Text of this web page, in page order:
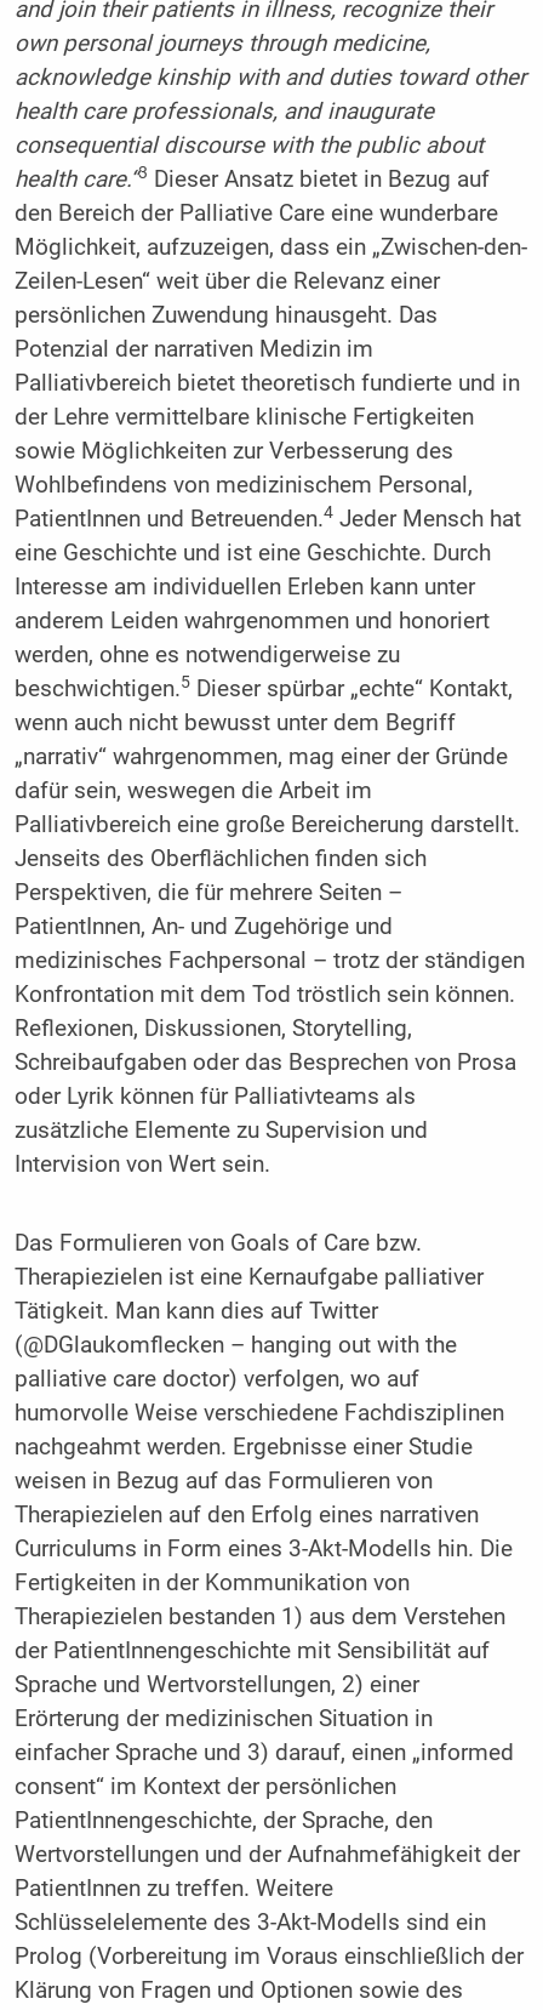
and join their patients in illness, recognize their
own personal journeys through medicine,
acknowledge kinship with and duties toward other
health care professionals, and inaugurate
consequential discourse with the public about
health care.“3 Dieser Ansatz bietet in Bezug auf
den Bereich der Palliative Care eine wunderbare
Möglichkeit, aufzuzeigen, dass ein „Zwischen-den-
Zeilen-Lesen“ weit über die Relevanz einer
persönlichen Zuwendung hinausgeht. Das
Potenzial der narrativen Medizin im
Palliativbereich bietet theoretisch fundierte und in
der Lehre vermittelbare klinische Fertigkeiten
sowie Möglichkeiten zur Verbesserung des
Wohlbefindens von medizinischem Personal,
PatientInnen und Betreuenden.4Jeder Mensch hat
eine Geschichte und ist eine Geschichte. Durch
Interesse am individuellen Erleben kann unter
anderem Leiden wahrgenommen und honoriert
werden, ohne es notwendigerweise zu
beschwichtigen.5Dieser spürbar „echte“ Kontakt,
wenn auch nicht bewusst unter dem Begriff
„narrativ“ wahrgenommen, mag einer der Gründe
dafür sein, weswegen die Arbeit im
Palliativbereich eine große Bereicherung darstellt.
Jenseits des Oberflächlichen finden sich
Perspektiven, die für mehrere Seiten –
PatientInnen, An- und Zugehörige und
medizinisches Fachpersonal – trotz der ständigen
Konfrontation mit dem Tod tröstlich sein können.
Reflexionen, Diskussionen, Storytelling,
Schreibaufgaben oder das Besprechen von Prosa
oder Lyrik können für Palliativteams als
zusätzliche Elemente zu Supervision und
Intervision von Wert sein.
Das Formulieren von Goals of Care bzw.
Therapiezielen ist eine Kernaufgabe palliativer
Tätigkeit. Man kann dies auf Twitter
(@DGlaukomflecken – hanging out with the
palliative care doctor) verfolgen, wo auf
humorvolle Weise verschiedene Fachdisziplinen
nachgeahmt werden. Ergebnisse einer Studie
weisen in Bezug auf das Formulieren von
Therapiezielen auf den Erfolg eines narrativen
Curriculums in Form eines 3-Akt-Modells hin. Die
Fertigkeiten in der Kommunikation von
Therapiezielen bestanden 1) aus dem Verstehen
der PatientInnengeschichte mit Sensibilität auf
Sprache und Wertvorstellungen, 2) einer
Erörterung der medizinischen Situation in
einfacher Sprache und 3) darauf, einen „informed
consent“ im Kontext der persönlichen
PatientInnengeschichte, der Sprache, den
Wertvorstellungen und der Aufnahmefähigkeit der
PatientInnen zu treffen. Weitere
Schlüsselelemente des 3-Akt-Modells sind ein
Prolog (Vorbereitung im Voraus einschließlich der
Klärung von Fragen und Optionen sowie des